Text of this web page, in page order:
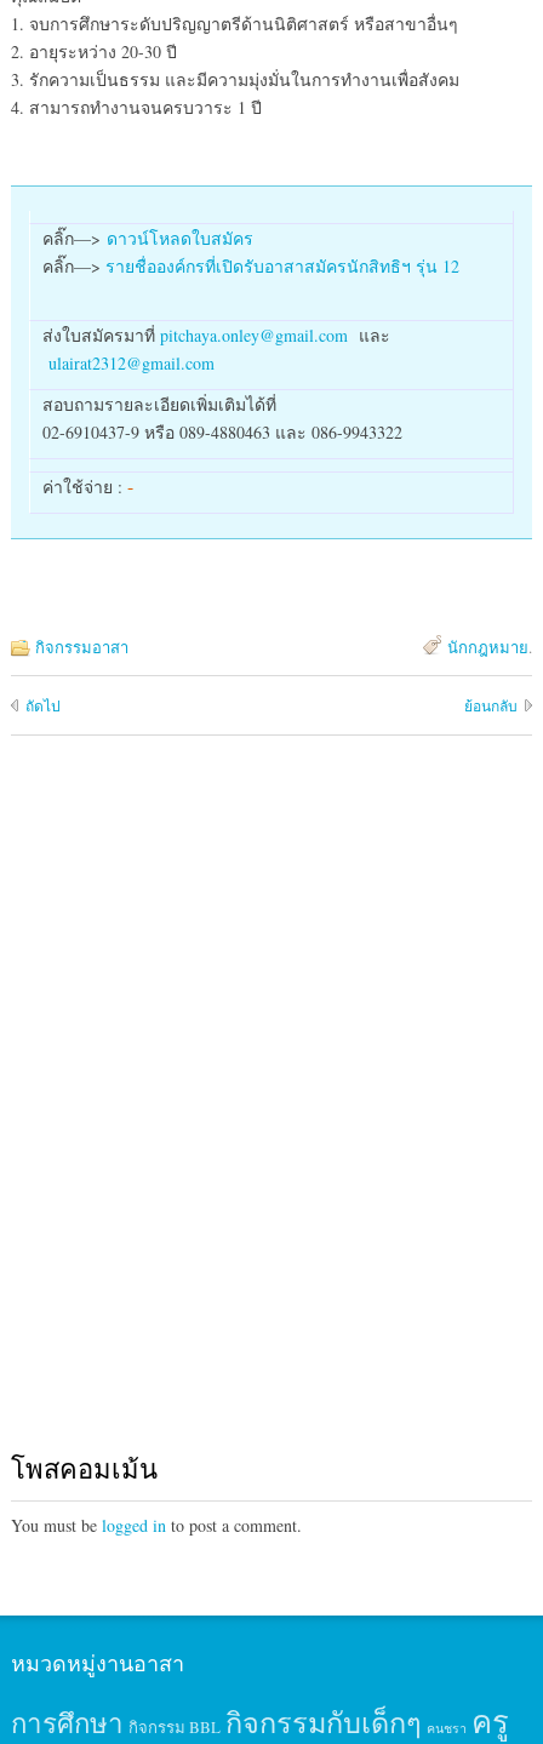
1. จบการศึกษาระดับปริญญาตรีด้านนิติศาสตร์ หรือสาขาอื่นๆ
2. อายุระหว่าง 20-30 ปี
3. รักความเป็นธรรม และมีความมุ่งมั่นในการทำงานเพื่อสังคม
4. สามารถทำงานจนครบวาระ 1 ปี
คลิ๊ก—> ดาวน์โหลดใบสมัคร
คลิ๊ก—> รายชื่อองค์กรที่เปิดรับอาสาสมัครนักสิทธิฯ รุ่น 12
ส่งใบสมัครมาที่ pitchaya.onley@gmail.comและ
ulairat2312@gmail.com
สอบถามรายละเอียดเพิ่มเติมได้ที่
02-6910437-9 หรือ 089-4880463 และ 086-9943322
ค่าใช้จ่าย : -
กิจกรรมอาสา นักกฎหมาย.
ถัดไป ย้อนกลับ
โพสคอมเม้น
You must be logged into post a comment.
หมวดหมู่งานอาสา
การศึกษา กิจกรรม BBL กิจกรรมกับเด็กๆ คนชรา ครู